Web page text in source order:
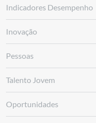
Indicadores Desempenho
Inovação
Pessoas
Talento Jovem
Oportunidades